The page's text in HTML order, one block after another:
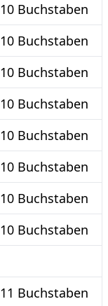
10 Buchstaben
10 Buchstaben
10 Buchstaben
10 Buchstaben
10 Buchstaben
10 Buchstaben
10 Buchstaben
10 Buchstaben
11 Buchstaben